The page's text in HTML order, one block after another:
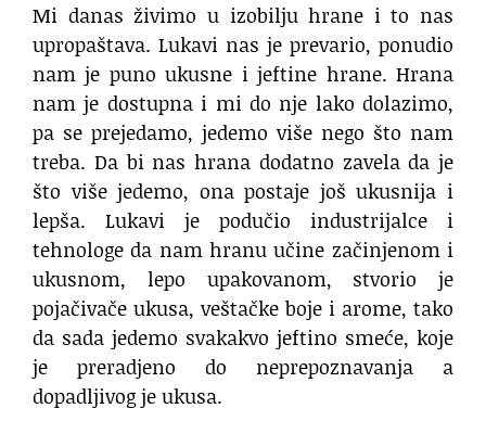
Mi danas živimo u izobilju hrane i to nas
upropaštava. Lukavi nas je prevario, ponudio
nam je puno ukusne i jeftine hrane. Hrana
nam je dostupna i mi do nje lako dolazimo,
pa se prejedamo, jedemo više nego što nam
treba. Da bi nas hrana dodatno zavela da je
što više jedemo, ona postaje još ukusnija i
lepša. Lukavi je podučio industrijalce i
tehnologe da nam hranu učine začinjenom i
ukusnom, lepo upakovanom, stvorio je
pojačivače ukusa, veštačke boje i arome, tako
da sada jedemo svakakvo jeftino smeće, koje
je preradjeno do neprepoznavanja a
dopadljivog je ukusa.